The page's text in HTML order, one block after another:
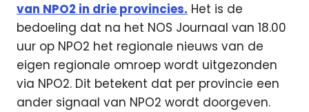
van NPO2 in drie provincies. Het is de
bedoeling dat na het NOS Journaal van 18.00
uur op NPO2 het regionale nieuws van de
eigen regionale omroep wordt uitgezonden
via NPO2. Dit betekent dat per provincie een
ander signaal van NPO2 wordt doorgeven.